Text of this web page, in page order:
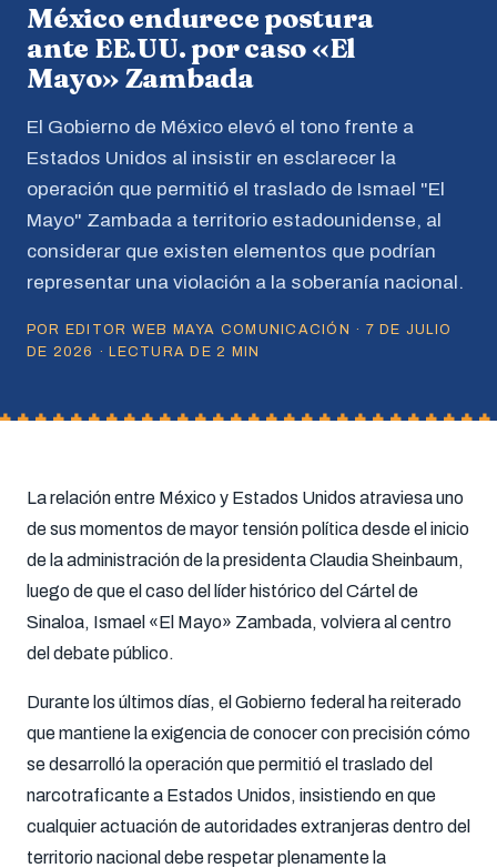
México endurece postura
ante EE.UU. por caso «El
Mayo» Zambada
El Gobierno de México elevó el tono frente a
Estados Unidos al insistir en esclarecer la
operación que permitió el traslado de Ismael "El
Mayo" Zambada a territorio estadounidense, al
considerar que existen elementos que podrían
representar una violación a la soberanía nacional.
POR EDITOR WEB MAYA COMUNICACIÓN · 7 DE JULIO
DE 2026 · LECTURA DE 2 MIN
La relación entre México y Estados Unidos atraviesa uno
de sus momentos de mayor tensión política desde el inicio
de la administración de la presidenta Claudia Sheinbaum,
luego de que el caso del líder histórico del Cártel de
Sinaloa, Ismael «El Mayo» Zambada, volviera al centro
del debate público.
Durante los últimos días, el Gobierno federal ha reiterado
que mantiene la exigencia de conocer con precisión cómo
se desarrolló la operación que permitió el traslado del
narcotraficante a Estados Unidos, insistiendo en que
cualquier actuación de autoridades extranjeras dentro del
territorio nacional debe respetar plenamente la